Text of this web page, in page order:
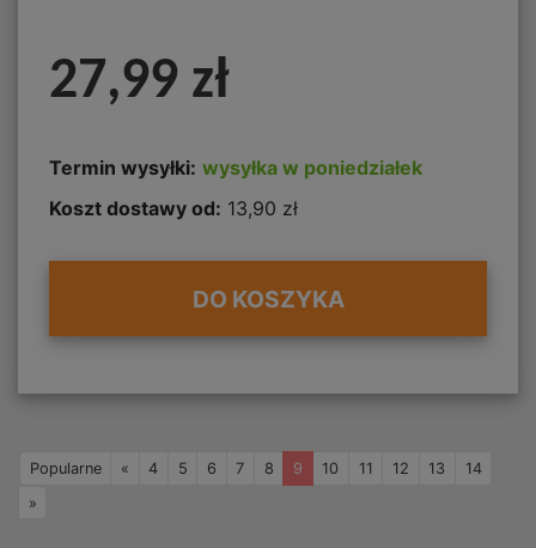
27,99 zł
Termin wysyłki: wysyłka w poniedziałek
Koszt dostawy od: 13,90 zł
DO KOSZYKA
Popularne « Wstecz
4 5 6 7 8 9 10 11 12 13
14
»Naprzód